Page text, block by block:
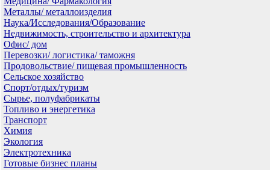
Металлы/ металлоизделия
Наука/Исследования/Образование
Недвижимость, строительство и архитектура
Офис/ дом
Перевозки/ логистика/ таможня
Продовольствие/ пищевая промышленность
Сельское хозяйство
Спорт/отдых/туризм
Сырье, полуфабрикаты
Топливо и энергетика
Транспорт
Химия
Экология
Электротехника
Готовые бизнес планы